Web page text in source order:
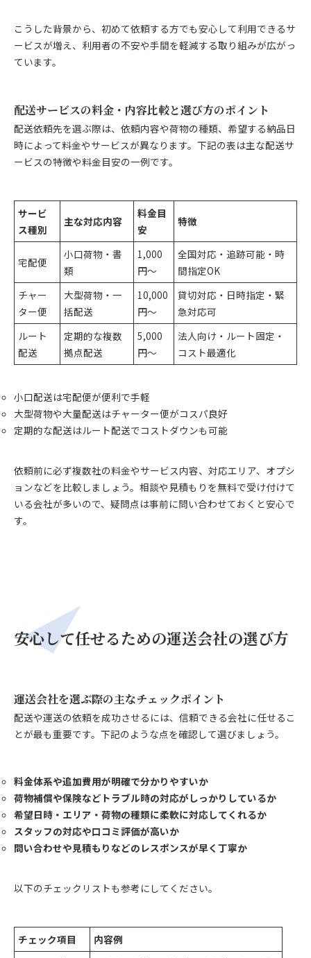
こうした背景から、初めて依頼する方でも安心して利用できるサ
ービスが増え、利用者の不安や手間を軽減する取り組みが広がっ
ています。
配送サービスの料金・内容比較と選び方のポイント
配送依頼先を選ぶ際は、依頼内容や荷物の種類、希望する納品日
時によって料金やサービスが異なります。下記の表は主な配送サ
ービスの特徴や料金目安の一例です。
サービ
ス種別
主な対応内容
料金目
安
特徴
宅配便
小口荷物・書
類
1,000
円～
全国対応・追跡可能・時
間指定OK
チャー
ター便
大型荷物・一
括配送
10,000
円～
貸切対応・日時指定・緊
急対応可
ルート
配送
定期的な複数
拠点配送
5,000
円～
法人向け・ルート固定・
コスト最適化
小口配送は宅配便が便利で手軽
大型荷物や大量配送はチャーター便がコスパ良好
定期的な配送はルート配送でコストダウンも可能
依頼前に必ず複数社の料金やサービス内容、対応エリア、オプシ
ョンなどを比較しましょう。相談や見積もりを無料で受け付けて
いる会社が多いので、疑問点は事前に問い合わせておくと安心で
す。
安心して任せるための運送会社の選び方
運送会社を選ぶ際の主なチェックポイント
配送や運送の依頼を成功させるには、信頼できる会社に任せるこ
とが最も重要です。下記のような点を確認して選びましょう。
料金体系や追加費用が明確で分かりやすいか
荷物補償や保険などトラブル時の対応がしっかりしているか
希望日時・エリア・荷物の種類に柔軟に対応してくれるか
スタッフの対応や口コミ評価が高いか
問い合わせや見積もりなどのレスポンスが早く丁寧か
以下のチェックリストも参考にしてください。
チェック項目
内容例